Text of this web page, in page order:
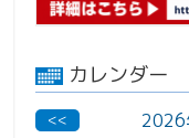
カレンダー
<< 2026